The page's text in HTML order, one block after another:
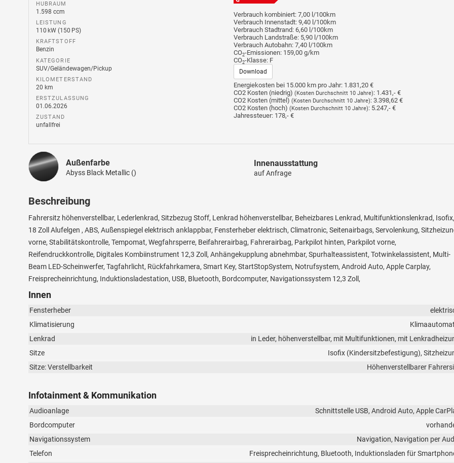
HUBRAUM
1.598 ccm
LEISTUNG
110 kW (150 PS)
KRAFTSTOFF
Benzin
KATEGORIE
SUV/Geländewagen/Pickup
KILOMETERSTAND
20 km
ERSTZULASSUNG
01.06.2026
ZUSTAND
unfallfrei
Verbrauch kombiniert: 7,00 l/100km
Verbrauch Innenstadt: 9,40 l/100km
Verbrauch Stadtrand: 6,60 l/100km
Verbrauch Landstraße: 5,90 l/100km
Verbrauch Autobahn: 7,40 l/100km
CO2-Emissionen: 159,00 g/km
CO2-Klasse: F
Download
Energiekosten bei 15.000 km pro Jahr: 1.831,20 €
CO2 Kosten (niedrig) (Kosten Durchschnitt 10 Jahre): 1.431,- €
CO2 Kosten (mittel) (Kosten Durchschnitt 10 Jahre): 3.398,62 €
CO2 Kosten (hoch) (Kosten Durchschnitt 10 Jahre): 5.247,- €
Jahressteuer: 178,- €
Außenfarbe
Abyss Black Metallic ()
Innenausstattung
auf Anfrage
Beschreibung
Fahrersitz höhenverstellbar, Lederlenkrad, Sitzbezug Stoff, Lenkrad höhenverstellbar, Beheizbares Lenkrad, Multifunktionslenkrad, Isofix,
18 Zoll Alufelgen , ABS, Außenspiegel elektrisch anklappbar, Fensterheber elektrisch, Climatronic, Seitenairbags, Servolenkung,
vorne, Stabilitätskontrolle, Tempomat, Wegfahrsperre, Beifahrerairbag, Fahrerairbag, Parkpilot hinten, Parkpilot vorne,
Reifendruckkontrolle, Digitales Kombiinstrument 12,3 Zoll, Anhängekupplung abnehmbar, Spurhalteassistent, Totwinkelassistent, Multi-
Beam LED-Scheinwerfer, Tagfahrlicht, Rückfahrkamera, Smart Key, StartStopSystem, Notrufsystem, Android Auto, Apple Carplay,
Freisprecheinrichtung, Induktionsladestation, USB, Bluetooth, Bordcomputer, Navigationssystem 12,3 Zoll,
Innen
Fensterheber
Klimatisierung
Lenkrad
in Leder, höhenverstellbar, mit Multifunktionen, mit
Sitze
Isofix (Kindersitzbefestigung),
Sitze: Verstellbarkeit
Höhenverstellbarer
Infotainment & Kommunikation
Audioanlage
Schnittstelle USB, Android Auto, Apple
Bordcomputer
Navigationssystem
Navigation, Navigation per
Telefon
Freisprecheinrichtung, Bluetooth, Induktionsladen für